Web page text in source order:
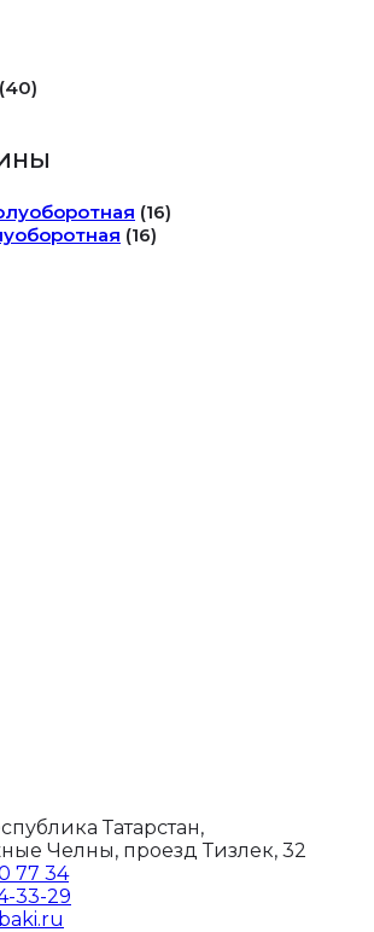
(40)
(16)
(16)
Татарстан,
Челны, проезд Тизлек, 32
77 34
33-29